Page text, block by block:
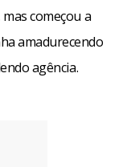
começou a
amadurecendo
agência.